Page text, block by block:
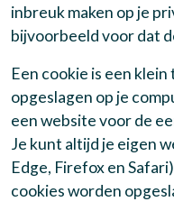
inbreuk maken op je
bijvoorbeeld voor dat
Een cookie is een
opgeslagen op je
een website voor de
Je kunt altijd je eigen
Edge, Firefox en
cookies worden